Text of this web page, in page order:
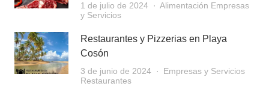
1 de julio de 2024 Alimentación Empresas
y Servicios
Restaurantes y Pizzerias en Playa
Cosón
3 de junio de 2024
Empresas y Servicios
Restaurantes